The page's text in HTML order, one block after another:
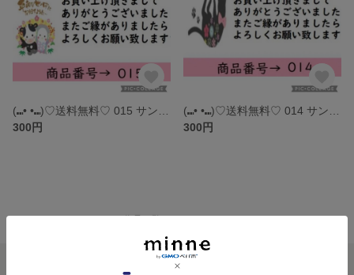
300円
300円
minne ホーム SMAIL の作品一覧